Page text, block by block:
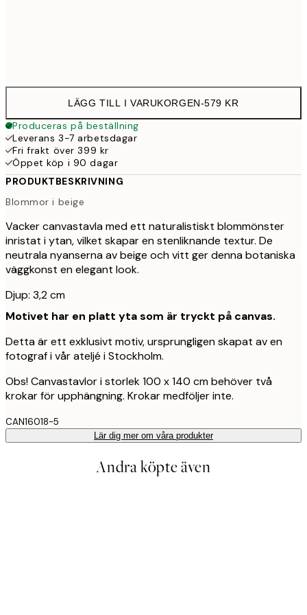
LÄGG TILL I VARUKORGEN-579 KR
Produceras på beställning
Leverans 3-7 arbetsdagar
Fri frakt över 399 kr
Öppet köp i 90 dagar
PRODUKTBESKRIVNING
Blommor i beige
Vacker canvastavla med ett naturalistiskt blommönster
inristat i ytan, vilket skapar en stenliknande textur. De
neutrala nyanserna av beige och vitt ger denna botaniska
väggkonst en elegant look.
Djup: 3,2 cm
Motivet har en platt yta som är tryckt på canvas.
Detta är ett exklusivt motiv, ursprungligen skapat av en
fotograf i vår ateljé i Stockholm.
Obs! Canvastavlor i storlek 100 x 140 cm behöver två
krokar för upphängning. Krokar medföljer inte.
CAN16018-5
Lär dig mer om våra produkter
Andra köpte även